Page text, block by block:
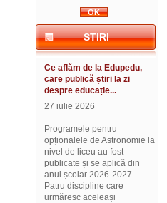
STIRI
Ce aflăm de la Edupedu,
care publică știri la zi
despre educație...
27 iulie 2026
Programele pentru
opționalele de Astronomie la
nivel de liceu au fost
publicate și se aplică din
anul școlar 2026-2027.
Patru discipline care
urmăresc aceleași